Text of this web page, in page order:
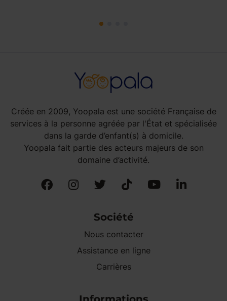
Créée en 2009, Yoopala est une société Française de
services à la personne agréée par l'État et spécialisée
dans la garde d’enfant(s) à domicile.
Yoopala fait partie des acteurs majeurs de son
domaine d’activité.
Société
Nous contacter
Assistance en ligne
Carrières